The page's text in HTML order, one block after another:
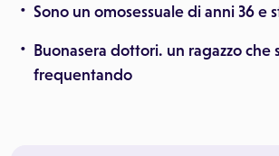
Sono un omosessuale di anni 36 e
Buonasera dottori. un ragazzo che
frequentando